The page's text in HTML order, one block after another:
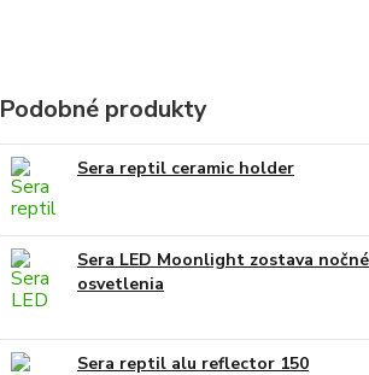
Podobné produkty
Sera reptil ceramic holder
Sera LED Moonlight zostava
osvetlenia
Sera reptil alu reflector 150